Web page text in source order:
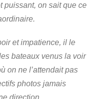
puissant, on sait que ce
et impatience, il le
bateaux venus la voir
on ne l’attendait pas
photos jamais
direction.